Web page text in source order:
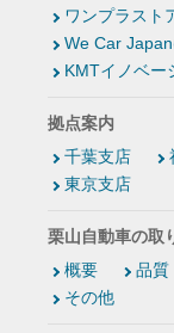
ワンプラスト
We Car
KMTイノベー
拠点案内
千葉支店
東京支店
栗山自動車の取
概要
品質
その他